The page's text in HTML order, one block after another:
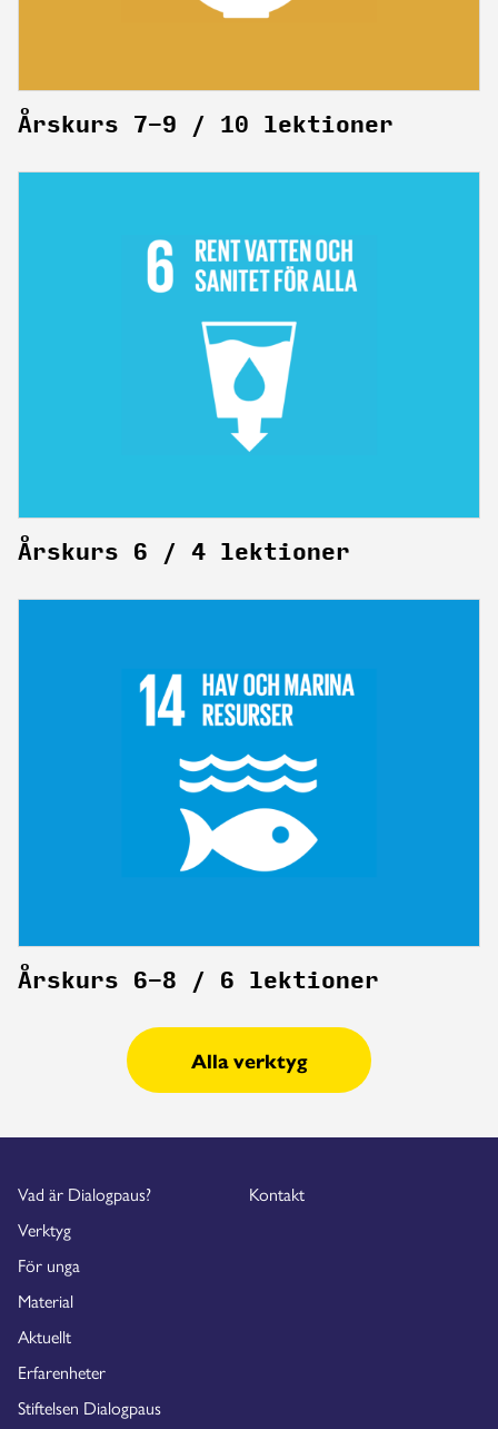
Årskurs 7-9 / 10 lektioner
Årskurs 6 / 4 lektioner
Årskurs 6-8 / 6 lektioner
Alla verktyg
Vad är Dialogpaus?
Verktyg
För unga
Material
Aktuellt
Erfarenheter
Stiftelsen Dialogpaus
Kontakt